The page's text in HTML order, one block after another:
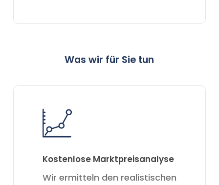
Was wir für Sie tun
Kostenlose Marktpreisanalyse
Wir ermitteln den realistischen